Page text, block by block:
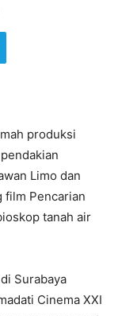
produksi
Limo dan
film Pencarian
tanah air
Surabaya
Cinema XXI